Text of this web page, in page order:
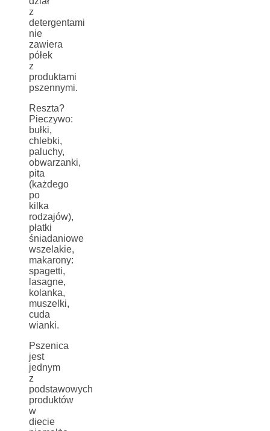
z
detergentami
nie
zawiera
półek
z
produktami
pszennymi.
Reszta?
Pieczywo:
bułki,
chlebki,
paluchy,
obwarzanki,
pita
(każdego
po
kilka
rodzajów),
płatki
śniadaniowe
wszelakie,
makarony:
spagetti,
lasagne,
kolanka,
muszelki,
cuda
wianki.
Pszenica
jest
jednym
z
podstawowych
produktów
w
diecie